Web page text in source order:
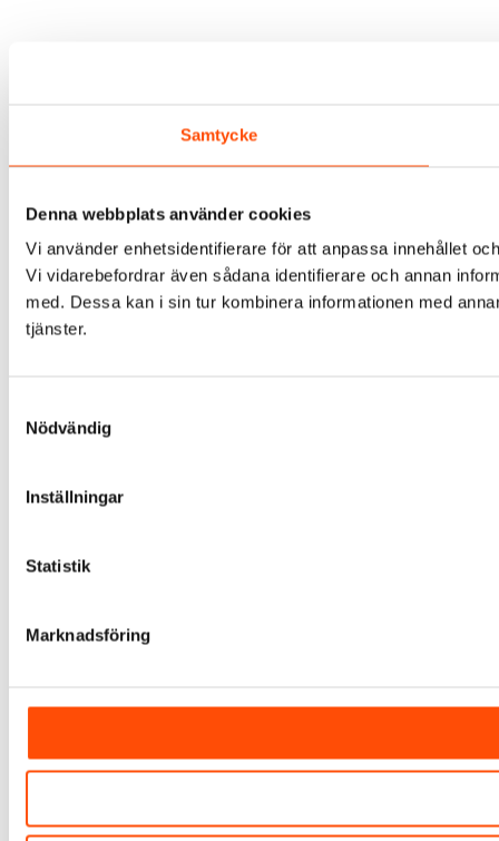
Samtycke
Denna webbplats använder cookies
Vi använder enhetsidentifierare för att anpassa innehållet
Vi vidarebefordrar även sådana identifierare och annan
med. Dessa kan i sin tur kombinera informationen med
tjänster.
Nödvändig
Inställningar
Statistik
Marknadsföring